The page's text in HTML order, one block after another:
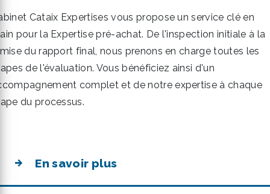
Cataix Expertises vous propose un service clé en
pour la Expertise pré-achat. De l'inspection initiale à la
du rapport final, nous prenons en charge toutes les
de l'évaluation. Vous bénéficiez ainsi d'un
complet et de notre expertise à chaque
du processus.
En savoir plus